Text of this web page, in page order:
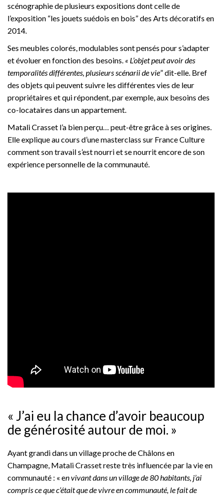
scénographie de plusieurs expositions dont celle de
l’exposition “les jouets suédois en bois” des Arts décoratifs en
2014.
Ses meubles colorés, modulables sont pensés pour s’adapter
et évoluer en fonction des besoins. « L’objet peut avoir des
temporalités différentes, plusieurs scénarii de vie” dit-elle. Bref
des objets qui peuvent suivre les différentes vies de leur
propriétaires et qui répondent, par exemple, aux besoins des
co-locataires dans un appartement.
Matali Crasset l’a bien perçu… peut-être grâce à ses origines.
Elle explique au cours d’une masterclass sur France Culture
comment son travail s’est nourri et se nourrit encore de son
expérience personnelle de la communauté.
« J’ai eu la chance d’avoir beaucoup
de générosité autour de moi. »
Ayant grandi dans un village proche de Châlons en
Champagne, Matali Crasset reste très influencée par la vie en
communauté : « en vivant dans un village de 80 habitants, j’ai
compris ce que c’était que de vivre en communauté, le fait de